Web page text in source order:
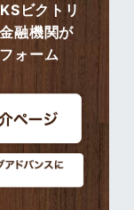
ビクトリ
融機関が
ォーム